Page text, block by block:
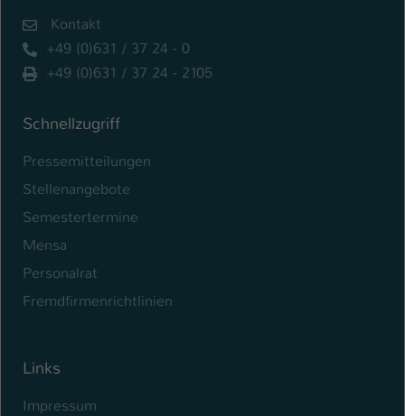
Kontakt
+49 (0)631 / 37 24 - 0
+49 (0)631 / 37 24 - 2105
Schnellzugriff
Pressemitteilungen
Stellenangebote
Semestertermine
Mensa
Personalrat
Fremdfirmenrichtlinien
Links
Impressum